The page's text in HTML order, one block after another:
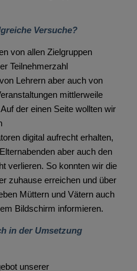
Versuche?
von allen Zielgruppen
Teilnehmerzahl
Lehrern aber auch von
mittlerweile
der einen Seite wollten wir
digital aufrecht erhalten,
aber auch den
verlieren. So konnten wir die
zuhause erreichen und über
Müttern und Vätern auch
Bildschirm informieren.
in der Umsetzung
unserer